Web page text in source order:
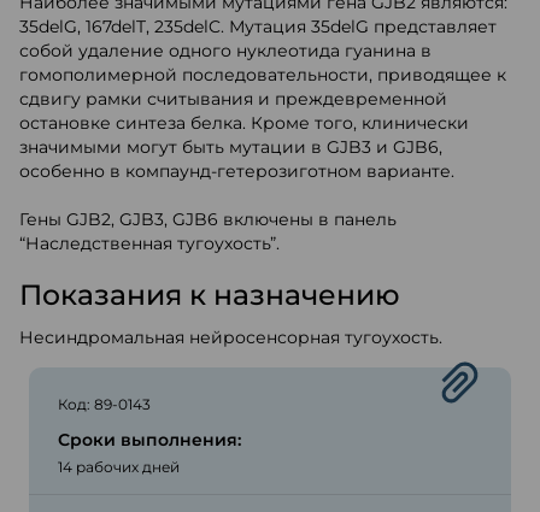
35delG, 167delT, 235delC. Мутация 35delG представляет
собой удаление одного нуклеотида гуанина в
гомополимерной последовательности, приводящее к
сдвигу рамки считывания и преждевременной
остановке синтеза белка. Кроме того, клинически
значимыми могут быть мутации в GJB3 и GJB6,
особенно в компаунд-гетерозиготном варианте.
Гены GJB2, GJB3, GJB6 включены в панель
“Наследственная тугоухость”.
Показания к назначению
Несиндромальная нейросенсорная тугоухость.
Код: 89-0143
Сроки выполнения:
14 рабочих дней